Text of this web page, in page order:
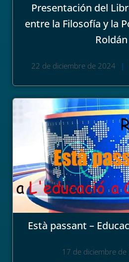
Presentación del
entre la Filosofía y la
Roldán
22 de diciembre de 2024 |
Està passant –
17 de diciembre